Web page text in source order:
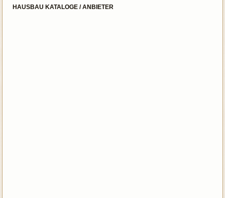
HAUSBAU KATALOGE / ANBIETER